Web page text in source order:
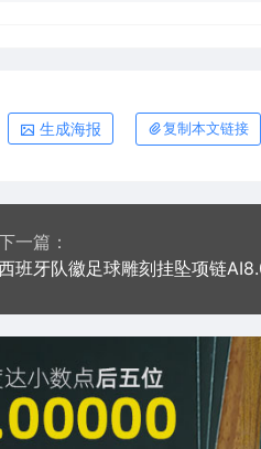
生成海报 复制本文链接
一篇：